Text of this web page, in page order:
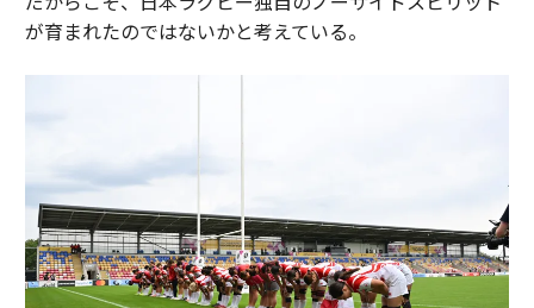
が育まれたのではないかと考えている。